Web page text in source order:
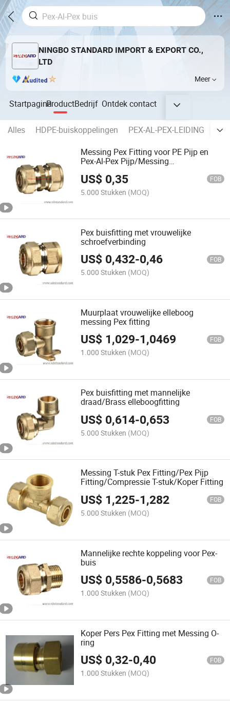
NINGBO STANDARD IMPORT & EXPORT CO.,
LTD
Meer
StartpaginaProductBedrijf Ontdekcontact
Alles HDPE-buiskoppelingen PEX-AL-PEX-LEIDING
Messing Pex Fitting voor PE Pijp en
Pex-Al-Pex Pijp/Messing
US$ 0,35 FOB
5.000 Stukken (MOQ)
Pex buisfitting met vrouwelijke
schroefverbinding
US$ 0,432-0,46 FOB
5.000 Stukken (MOQ)
Muurplaat vrouwelijke elleboog
messing Pex fitting
US$ 1,029-1,0469 FOB
1.000 Stukken (MOQ)
Pex buisfitting met mannelijke
draad/Brass elleboogfitting
US$ 0,614-0,653 FOB
5.000 Stukken (MOQ)
Messing T-stuk Pex Fitting/Pex Pijp
Fitting/Compressie T-stuk/Koper Fitting
US$ 1,225-1,282 FOB
5.000 Stukken (MOQ)
Mannelijke rechte koppeling voor Pex-
buis
US$ 0,5586-0,5683 FOB
1.000 Stukken (MOQ)
Koper Pers Pex Fitting met Messing O-
ring
US$ 0,32-0,40 FOB
1.000 Stukken (MOQ)